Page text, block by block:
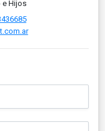
e Hijos